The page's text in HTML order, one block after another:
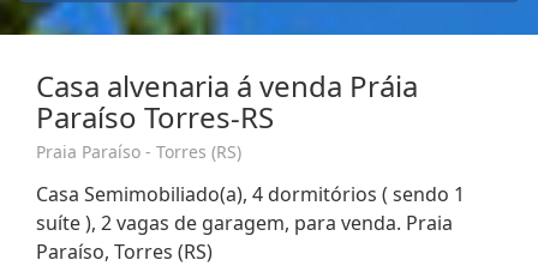
Casa alvenaria á venda Práia
Paraíso Torres-RS
Praia Paraíso - Torres (RS)
Casa Semimobiliado(a), 4 dormitórios ( sendo 1
suíte ), 2 vagas de garagem, para venda. Praia
Paraíso, Torres (RS)